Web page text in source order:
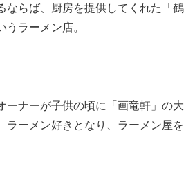
ならば、厨房を提供してくれた「鶴
うラーメン店。
ーナーが子供の頃に「画竜軒」の大
ラーメン好きとなり、ラーメン屋を